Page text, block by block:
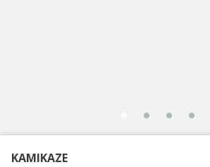
KAMIKAZE